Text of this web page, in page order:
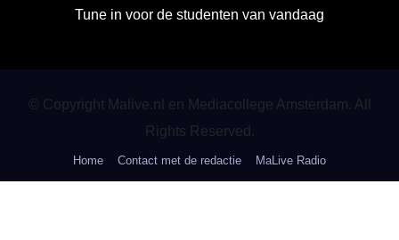
Tune in voor de studenten van vandaag
© Copyright Malive.nl en Mediacollege Amsterdam. All
Rights Reserved.
Home Contact met de redactie MaLive Radio